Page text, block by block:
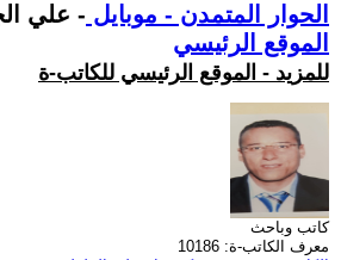
الحوار المتمدن - موبايل - علي
الموقع الرئيسي
للمزيد - الموقع الرئيسي للكاتب-ة
كاتب وباحث
معرف الكاتب-ة: 10186